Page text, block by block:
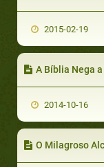
2015-02-19
A Bíblia Nega a Divindade
2014-10-16
O Milagroso